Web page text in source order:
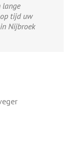
lange
tijd uw
Nijbroek